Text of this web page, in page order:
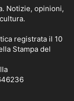
Notizie, opinioni,
registrata il 10
Stampa del